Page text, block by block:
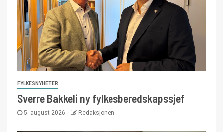
FYLKESNYHETER
Sverre Bakkeli ny fylkesberedskapssjef
5. august 2026 Redaksjonen